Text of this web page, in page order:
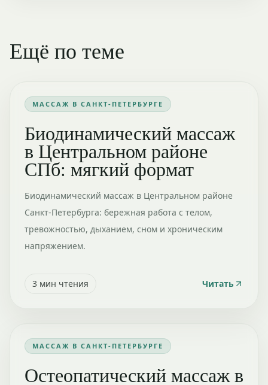
Ещё по теме
МАССАЖ В САНКТ-ПЕТЕРБУРГЕ
Биодинамический массаж
в Центральном районе
СПб: мягкий формат
Биодинамический массаж в Центральном районе
Санкт-Петербурга: бережная работа с телом,
тревожностью, дыханием, сном и хроническим
напряжением.
3 мин чтения Читать
МАССАЖ В САНКТ-ПЕТЕРБУРГЕ
Остеопатический массаж в